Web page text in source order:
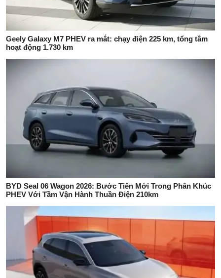
Geely Galaxy M7 PHEV ra mắt: chạy điện 225 km, tổng tầm
hoạt động 1.730 km
BYD Seal 06 Wagon 2026: Bước Tiến Mới Trong Phân Khúc
PHEV Với Tầm Vận Hành Thuần Điện 210km